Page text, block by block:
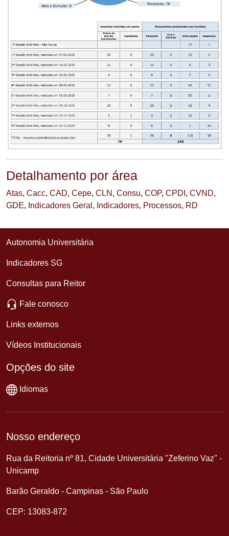
Detalhamento por área
Atas, Cacc, CAD, Cepe, CLN , Consu, COP, CPDI , CVND,
GDE, Indicadores Geral , Indicadores, Processos, RD
Autonomia Universitária
Indicadores SG
Consultas para Reitor
Fale conosco
Links externos
Vídeos Institucionais
Opções do site
Idiomas
Nosso endereço
Rua da Reitoria nº 81, Cidade Universitária "Zeferino Vaz" -
Unicamp
Barão Geraldo - Campinas - São Paulo
CEP: 13083-872